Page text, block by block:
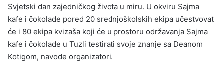
Svjetski dan zajedničkog života u miru. U okviru Sajma
kafe i čokolade pored 20 srednjoškolskih ekipa učestvovat
će i 80 ekipa kvizaša koji će u prostoru održavanja Sajma
kafe i čokolade u Tuzli testirati svoje znanje sa Deanom
Kotigom, navode organizatori.